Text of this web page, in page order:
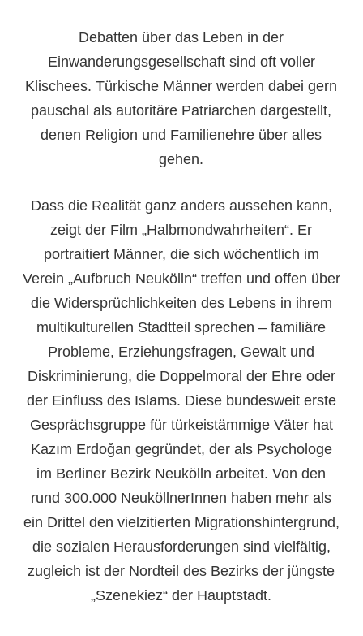
Debatten über das Leben in der
Einwanderungsgesellschaft sind oft voller
Klischees. Türkische Männer werden dabei gern
pauschal als autoritäre Patriarchen dargestellt,
denen Religion und Familienehre über alles
gehen.
Dass die Realität ganz anders aussehen kann,
zeigt der Film „Halbmondwahrheiten“. Er
portraitiert Männer, die sich wöchentlich im
Verein „Aufbruch Neukölln“ treffen und offen über
die Widersprüchlichkeiten des Lebens in ihrem
multikulturellen Stadtteil sprechen – familiäre
Probleme, Erziehungsfragen, Gewalt und
Diskriminierung, die Doppelmoral der Ehre oder
der Einfluss des Islams. Diese bundesweit erste
Gesprächsgruppe für türkeistämmige Väter hat
Kazım Erdoğan gegründet, der als Psychologe
im Berliner Bezirk Neukölln arbeitet. Von den
rund 300.000 NeuköllnerInnen haben mehr als
ein Drittel den vielzitierten Migrationshintergrund,
die sozialen Herausforderungen sind vielfältig,
zugleich ist der Nordteil des Bezirks der jüngste
„Szenekiez“ der Hauptstadt.